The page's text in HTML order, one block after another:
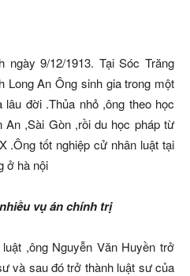
ngày 9/12/1913. Tại Sóc Trăng
Long An Ông sinh gia trong một
đời .Thủa nhỏ ,ông theo học
,Sài Gòn ,rồi du học pháp từ
.Ông tốt nghiệp cử nhân luật tại
ở hà nội
vụ án chính trị
,ông Nguyễn Văn Huyền trở
và sau đó trở thành luật sư của